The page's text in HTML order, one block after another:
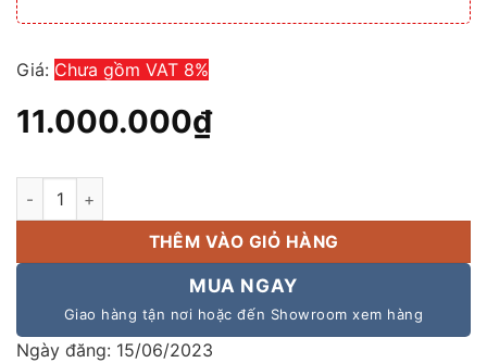
Giá: Chưa gồm VAT 8%
11.000.000₫
Loa hội trường JBL 715 Trung Quốc loại 1 nguyên kiện cho
THÊM VÀO GIỎ HÀNG
MUA NGAY
Giao hàng tận nơi hoặc đến Showroom xem hàng
Ngày đăng: 15/06/2023